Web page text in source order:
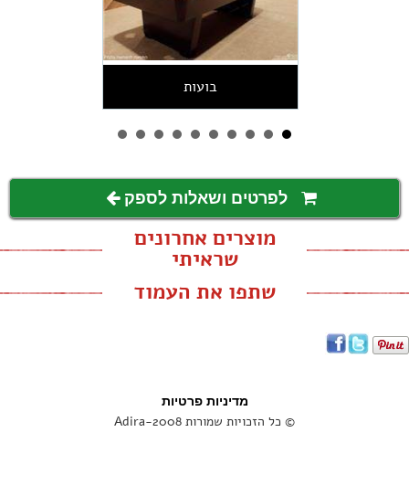
בועות
לפרטים ושאלות לספק
מוצרים אחרונים
שראיתי
שתפו את העמוד
מדיניות פרטיות
© כל הזכויות שמורות Adira-2008